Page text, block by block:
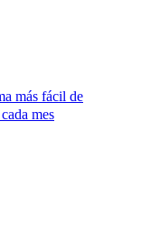
más fácil de
mes